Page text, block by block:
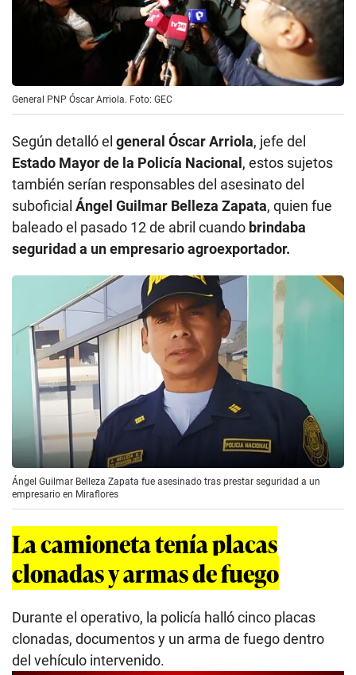
General PNP Óscar Arriola. Foto: GEC
Según detalló el general Óscar Arriola, jefe del
Estado Mayor de la Policía Nacional , estos sujetos
también serían responsables del asesinato del
suboficial Ángel Guilmar Belleza Zapata, quien fue
baleado el pasado 12 de abril cuando brindaba
seguridad a un empresario agroexportador.
Ángel Guilmar Belleza Zapata fue asesinado tras prestar seguridad a un
empresario en Miraflores
La camioneta tenía placas
clonadas y armas de fuego
Durante el operativo, la policía halló cinco placas
clonadas, documentos y un arma de fuego dentro
del vehículo intervenido.